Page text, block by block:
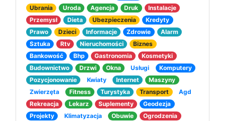
Ubrania
Uroda Agencja Druk
Instalacje
Przemysł
Dieta Ubezpieczenia
Kredyty
Prawo
Dzieci Informacje Zdrowie
Alarm
Sztuka
Rtv Nieruchomości
Biznes
Bankowość
Bhp Gastronomia
Kosmetyki
Budownictwo
Drzwi Okna Usługi
Komputery
Pozycjonowanie
Kwiaty Internet
Maszyny
Zwierzęta
Fitness Turystyka Transport
Agd
Rekreacja
Lekarz Suplementy
Geodezja
Projekty
Klimatyzacja Obuwie
Ogrodzenia